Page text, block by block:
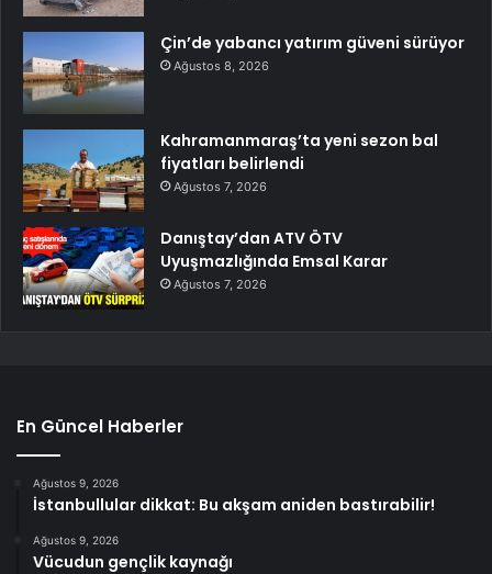
Çin’de yabancı yatırım güveni sürüyor
Ağustos 8, 2026
Kahramanmaraş’ta yeni sezon bal
fiyatları belirlendi
Ağustos 7, 2026
Danıştay’dan ATV ÖTV
Uyuşmazlığında Emsal Karar
Ağustos 7, 2026
En Güncel Haberler
Ağustos 9, 2026
İstanbullular dikkat: Bu akşam aniden bastırabilir!
Ağustos 9, 2026
Vücudun gençlik kaynağı